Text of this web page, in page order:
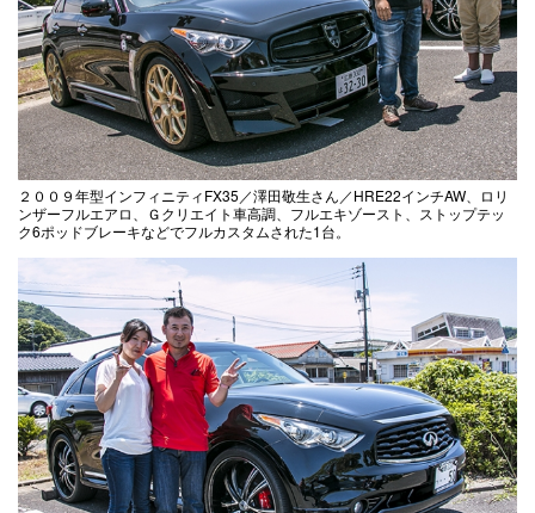
２００９年型インフィニティFX35／澤田敬生さん／HRE22インチAW、ロリ
ンザーフルエアロ、Ｇクリエイト車高調、フルエキゾースト、ストップテッ
ク6ポッドブレーキなどでフルカスタムされた1台。